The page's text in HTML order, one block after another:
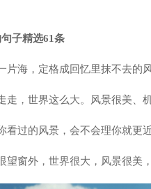
子精选61条
海，定格成回忆里抹不去的风
走，世界这么大。风景很美、
过的风景，会不会理你就更近
望窗外，世界很大，风景很美